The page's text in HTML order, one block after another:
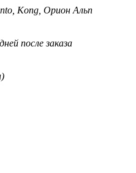
Kong, Орион Альп
после заказа